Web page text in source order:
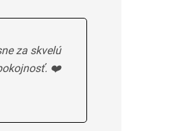
za skvelú
❤️